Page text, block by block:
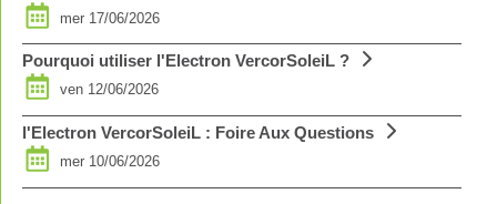
mer 17/06/2026
Pourquoi utiliser l'Electron VercorSoleiL ?
ven 12/06/2026
l'Electron VercorSoleiL : Foire Aux Questions
mer 10/06/2026